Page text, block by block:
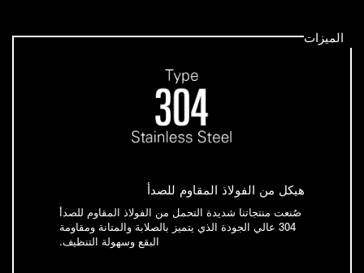
الميزات
هيكل من الفولاذ المقاوم للصدأ
صُنعت منتجاتنا شديدة التحمل من الفولاذ المقاوم للصدأ
304 عالي الجودة الذي يتميز بالصلابة والمتانة ومقاومة
البقع وسهولة التنظيف.